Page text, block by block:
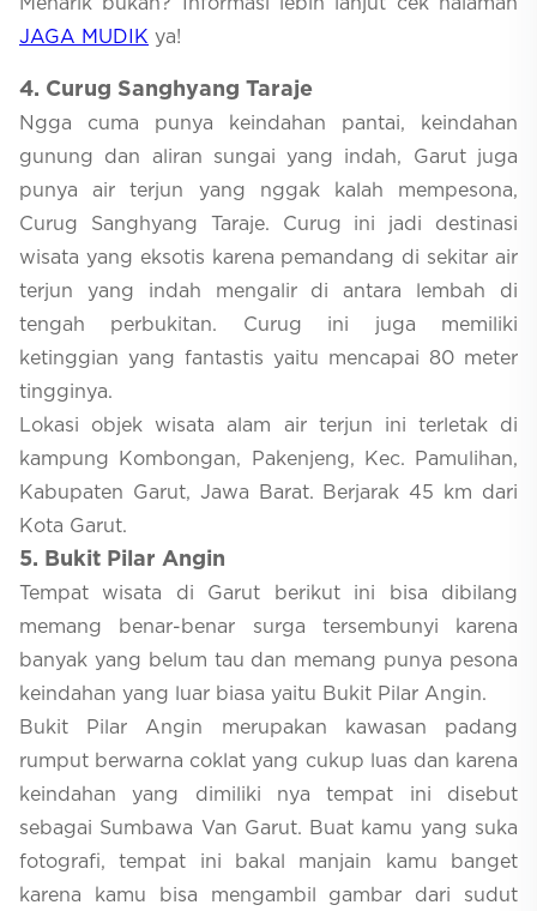
JAGA MUDIK ya!
4. Curug Sanghyang Taraje
Ngga cuma punya keindahan pantai, keindahan
gunung dan aliran sungai yang indah, Garut juga
punya air terjun yang nggak kalah mempesona,
Curug Sanghyang Taraje. Curug ini jadi destinasi
wisata yang eksotis karena pemandang di sekitar air
terjun yang indah mengalir di antara lembah di
tengah perbukitan. Curug ini juga memiliki
ketinggian yang fantastis yaitu mencapai 80 meter
tingginya.
Lokasi objek wisata alam air terjun ini terletak di
kampung Kombongan, Pakenjeng, Kec. Pamulihan,
Kabupaten Garut, Jawa Barat. Berjarak 45 km dari
Kota Garut.
5. Bukit Pilar Angin
Tempat wisata di Garut berikut ini bisa dibilang
memang benar-benar surga tersembunyi karena
banyak yang belum tau dan memang punya pesona
keindahan yang luar biasa yaitu Bukit Pilar Angin.
Bukit Pilar Angin merupakan kawasan padang
rumput berwarna coklat yang cukup luas dan karena
keindahan yang dimiliki nya tempat ini disebut
sebagai Sumbawa Van Garut. Buat kamu yang suka
fotografi, tempat ini bakal manjain kamu banget
karena kamu bisa mengambil gambar dari sudut